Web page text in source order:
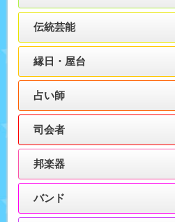
伝統芸能
縁日・屋台
占い師
司会者
邦楽器
バンド